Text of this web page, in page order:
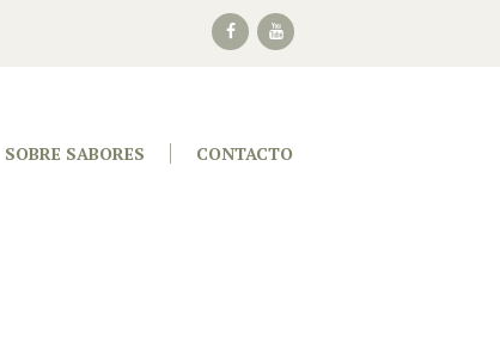
SOBRE SABORES CONTACTO